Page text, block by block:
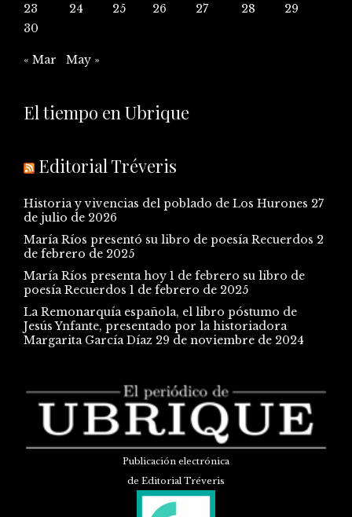
23
24 25 26 27 28
29
30
« Mar May »
El tiempo en Ubrique
Editorial Tréveris
Historia y vivencias del poblado de Los Hurones 27
de julio de 2026
María Ríos presentó su libro de poesía Recuerdos 2
de febrero de 2025
María Ríos presenta hoy 1 de febrero su libro de
poesía Recuerdos 1 de febrero de 2025
La Remonarquía española, el libro póstumo de
Jesús Ynfante, presentado por la historiadora
Margarita García Díaz 29 de noviembre de 2024
Publicación electrónica
de Editorial Tréveris